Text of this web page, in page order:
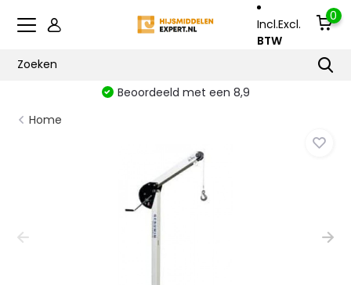
Incl.Excl.
BTW
0
Beoordeeld met een 8,9
Home